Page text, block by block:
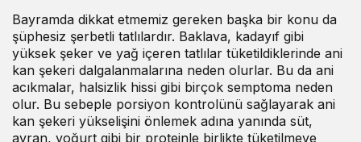
Bayramda dikkat etmemiz gereken başka bir konu da
şüphesiz şerbetli tatlılardır. Baklava, kadayıf gibi
yüksek şeker ve yağ içeren tatlılar tüketildiklerinde ani
kan şekeri dalgalanmalarına neden olurlar. Bu da ani
acıkmalar, halsizlik hissi gibi birçok semptoma neden
olur. Bu sebeple porsiyon kontrolünü sağlayarak ani
kan şekeri yükselişini önlemek adına yanında süt,
ayran, yoğurt gibi bir proteinle birlikte tüketilmeye